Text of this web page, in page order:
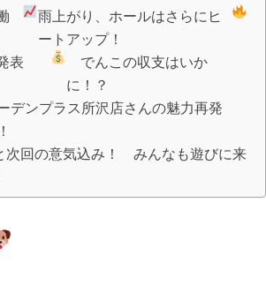
雨上がり、ホールはさらにヒ
ートアップ！
表
でんこの収支はいか
に！？
デンプラス所沢店さんの魅力再発
次回の意気込み！ みんなも遊びに来